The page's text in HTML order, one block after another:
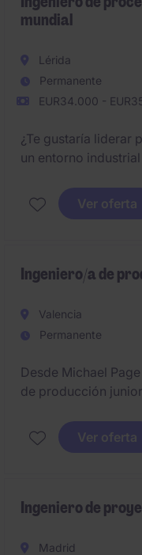
mundial
Lérida
Permanente
EUR34.000 -
¿Te gustaría liderar
un entorno
modernización de
correcta
Ver oferta
Ingeniero/a de
Valencia
Permanente
Desde Michael
de producción
ganas de aprender
interesa inscríbete a
Ver oferta
Ingeniero de
Madrid